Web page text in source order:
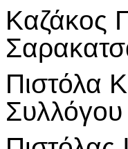
Καζάκος
Πιστόλα